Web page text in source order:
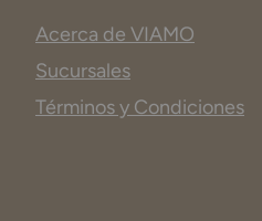
Acerca de VIAMO
Sucursales
Términos y Condiciones